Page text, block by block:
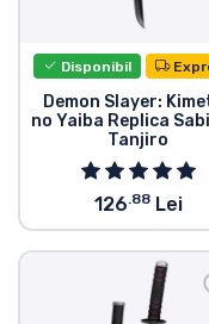
Disponibil
Demon Slayer:
no Yaiba Replica
Tanjiro
126.88Lei
Sortare după
Sortare după
Sortare după
Sortare după
Sortare după